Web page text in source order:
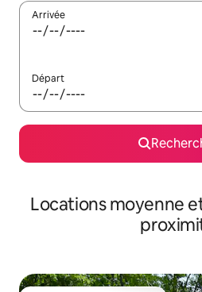
Arrivée
Départ
Locations moyenne